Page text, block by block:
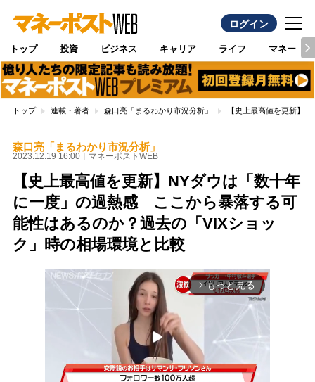
ログイン
トップ 投資 ビジネス キャリア ライフ マネー
トップ 連載・著者 森口亮「まるわかり市況分析」 【史上最高値を更新】
森口亮「まるわかり市況分析」
2023.12.19 16:00 マネーポストWEB
【史上最高値を更新】NYダウは「数十年
に一度」の過熱感 ここから暴落する可
能性はあるのか？過去の「VIXショッ
ク」時の相場環境と比較
arrow_forward_ios もっと見る